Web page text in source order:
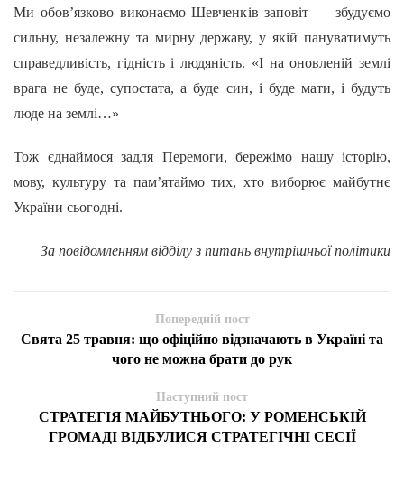
Ми обов’язково виконаємо Шевченків заповіт — збудуємо
сильну, незалежну та мирну державу, у якій пануватимуть
справедливість, гідність і людяність. «І на оновленій землі
врага не буде, супостата, а буде син, і буде мати, і будуть
люде на землі…»
Тож єднаймося задля Перемоги, бережімо нашу історію,
мову, культуру та пам’ятаймо тих, хто виборює майбутнє
України сьогодні.
За повідомленням відділу з питань внутрішньої політики
Попередній пост
Свята 25 травня: що офіційно відзначають в Україні та
чого не можна брати до рук
Наступний пост
СТРАТЕГІЯ МАЙБУТНЬОГО: У РОМЕНСЬКІЙ
ГРОМАДІ ВІДБУЛИСЯ СТРАТЕГІЧНІ СЕСІЇ